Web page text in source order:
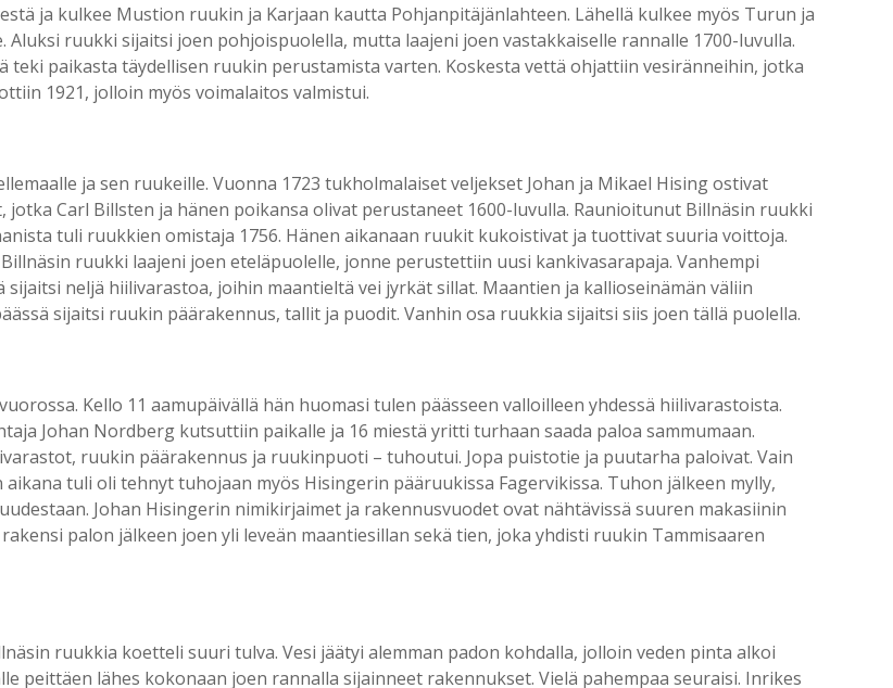
ja kulkee Mustion ruukin ja Karjaan kautta Pohjanpitäjänlahteen. Lähellä kulkee myös Turun ja
ruukki sijaitsi joen pohjoispuolella, mutta laajeni joen vastakkaiselle rannalle 1700-luvulla.
paikasta täydellisen ruukin perustamista varten. Koskesta vettä ohjattiin vesiränneihin, jotka
1921, jolloin myös voimalaitos valmistui.
ja sen ruukeille. Vuonna 1723 tukholmalaiset veljekset Johan ja Mikael Hising ostivat
Carl Billsten ja hänen poikansa olivat perustaneet 1600-luvulla. Raunioitunut Billnäsin ruukki
tuli ruukkien omistaja 1756. Hänen aikanaan ruukit kukoistivat ja tuottivat suuria voittoja.
ruukki laajeni joen eteläpuolelle, jonne perustettiin uusi kankivasarapaja. Vanhempi
sijaitsi neljä hiilivarastoa, joihin maantieltä vei jyrkät sillat. Maantien ja kallioseinämän väliin
sijaitsi ruukin päärakennus, tallit ja puodit. Vanhin osa ruukkia sijaitsi siis joen tällä puolella.
Kello 11 aamupäivällä hän huomasi tulen päässeen valloilleen yhdessä hiilivarastoista.
Johan Nordberg kutsuttiin paikalle ja 16 miestä yritti turhaan saada paloa sammumaan.
ruukin päärakennus ja ruukinpuoti – tuhoutui. Jopa puistotie ja puutarha paloivat. Vain
tuli oli tehnyt tuhojaan myös Hisingerin pääruukissa Fagervikissa. Tuhon jälkeen mylly,
Johan Hisingerin nimikirjaimet ja rakennusvuodet ovat nähtävissä suuren makasiinin
palon jälkeen joen yli leveän maantiesillan sekä tien, joka yhdisti ruukin Tammisaaren
ruukkia koetteli suuri tulva. Vesi jäätyi alemman padon kohdalla, jolloin veden pinta alkoi
peittäen lähes kokonaan joen rannalla sijainneet rakennukset. Vielä pahempaa seuraisi. Inrikes